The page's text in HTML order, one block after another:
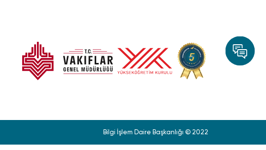
Bilgi İşlem Daire Başkanlığı © 2022